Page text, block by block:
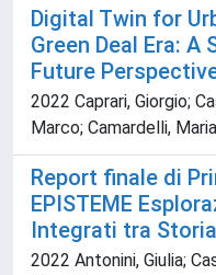
Digital Twin for
Green Deal Era:
Future
2022 Caprari, Giorgio;
Marco; Camardelli,
Report finale di
EPISTEME
Integrati tra
2022 Antonini, Giulia;